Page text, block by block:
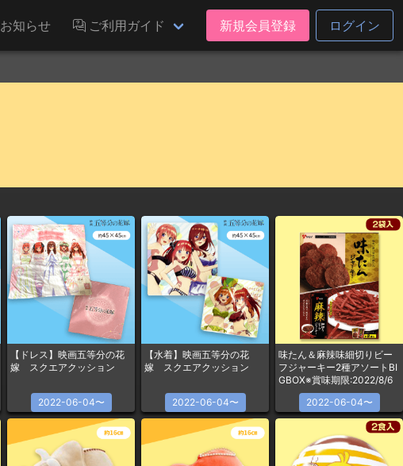
お知らせ ご利用ガイド 新規会員登録 ログイン
【ドレス】映画五等分の花
嫁 スクエアクッション
2022-06-04〜
【水着】映画五等分の花
嫁 スクエアクッション
2022-06-04〜
味たん＆麻辣味細切りビー
フジャーキー2種アソートBI
GBOX※賞味期限:2022/8/6
2022-06-04〜